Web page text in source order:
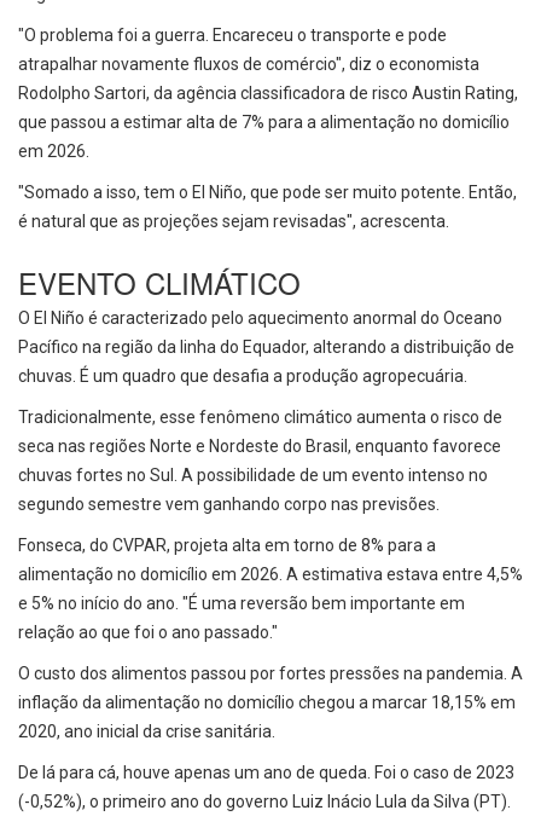
"O problema foi a guerra. Encareceu o transporte e pode
atrapalhar novamente fluxos de comércio", diz o economista
Rodolpho Sartori, da agência classificadora de risco Austin Rating,
que passou a estimar alta de 7% para a alimentação no domicílio
em 2026.
"Somado a isso, tem o El Niño, que pode ser muito potente. Então,
é natural que as projeções sejam revisadas", acrescenta.
EVENTO CLIMÁTICO
O El Niño é caracterizado pelo aquecimento anormal do Oceano
Pacífico na região da linha do Equador, alterando a distribuição de
chuvas. É um quadro que desafia a produção agropecuária.
Tradicionalmente, esse fenômeno climático aumenta o risco de
seca nas regiões Norte e Nordeste do Brasil, enquanto favorece
chuvas fortes no Sul. A possibilidade de um evento intenso no
segundo semestre vem ganhando corpo nas previsões.
Fonseca, do CVPAR, projeta alta em torno de 8% para a
alimentação no domicílio em 2026. A estimativa estava entre 4,5%
e 5% no início do ano. "É uma reversão bem importante em
relação ao que foi o ano passado."
O custo dos alimentos passou por fortes pressões na pandemia. A
inflação da alimentação no domicílio chegou a marcar 18,15% em
2020, ano inicial da crise sanitária.
De lá para cá, houve apenas um ano de queda. Foi o caso de 2023
(-0,52%), o primeiro ano do governo Luiz Inácio Lula da Silva (PT).